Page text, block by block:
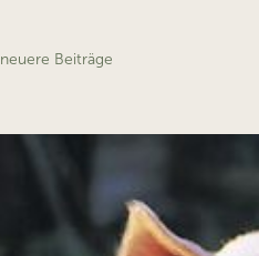
neuere Beiträge